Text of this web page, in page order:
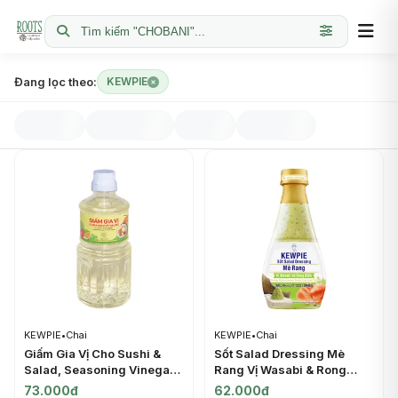
Tìm kiếm "CHOBANI"...
Đang lọc theo: KEWPIE
KEWPIE•Chai
Giấm Gia Vị Cho Sushi &
Salad, Seasoning Vinegar
for Sushi & Salad (500ml) -
73.000đ
KEWPIE•Chai
Sốt Salad Dressing Mè
Rang Vị Wasabi & Rong
Biển, Dressing Roasted
62.000đ